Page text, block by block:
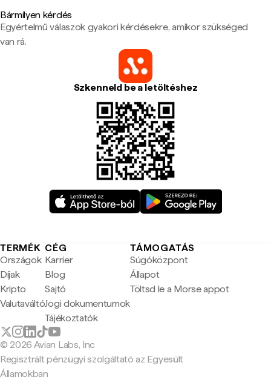
Bármilyen kérdés
Egyértelmű válaszok gyakori kérdésekre, amikor szükséged
van rá.
Szkenneld be a letöltéshez
TERMÉK
Országok
Díjak
Kripto
Valutaváltó
CÉG
Karrier
Blog
Sajtó
Jogi dokumentumok
Tájékoztatók
TÁMOGATÁS
Súgóközpont
Állapot
Töltsd le a Morse appot
© 2026 Avian Labs, Inc
Regisztrált pénzügyi szolgáltató az Egyesült
Államokban